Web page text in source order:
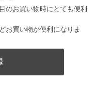
のお買い物時にとても便利
お買い物が便利になりま